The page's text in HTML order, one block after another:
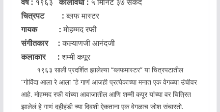
चित्रपट :ब्लफ मास्टर
गायक :मोहम्मद रफी
संगीतकार :कल्याणजी आनंदजी
कलाकार :शम्मी कपूर
१९६३ साली प्रदर्शित झालेल्या “ब्लफमास्टर” या चित्रपटातील
“गोविंदा आला रे आला “हे गाणं आजही प्रत्येकाच्या मनात एक वेगळ्या उंचीवर
आहे. मोहम्मद रफी यांच्या आवाजातील आणि शम्मी कपूर यांच्या वर चित्रित
झालेलं हे गाणं दहीहंडी च्या दिवशी ऐकताना एक वेगळाच जोश संचारतो.